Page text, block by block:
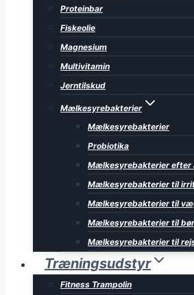
Proteinbar
Fiskeolie
Magnesium
Multivitamin
Jerntilskud
Mælkesyrebakterier
Mælkesyrebakterier
Probiotika
Mælkesyrebakterier efter
Mælkesyrebakterier til
Mælkesyrebakterier til
Mælkesyrebakterier til
Mælkesyrebakterier til
Træningsudstyr
Fitness Trampolin